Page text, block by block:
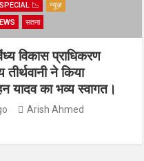
📉
न्यूज़
सतना
विकास प्राधिकरण
ने किया
यादव का भव्य स्वागत।
Arish Ahmed